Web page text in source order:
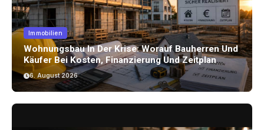
Immobilien
Wohnungsbau In Der Krise: Worauf Bauherren Und
Käufer Bei Kosten, Finanzierung Und Zeitplan
Achten Sollten
6. August 2026